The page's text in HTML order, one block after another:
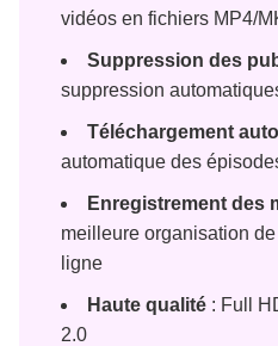
vidéos en fichiers MP4/
Suppression des
suppression
Téléchargement
automatique des
Enregistrement des
meilleure organisation
ligne
Haute qualité : Full
2.0